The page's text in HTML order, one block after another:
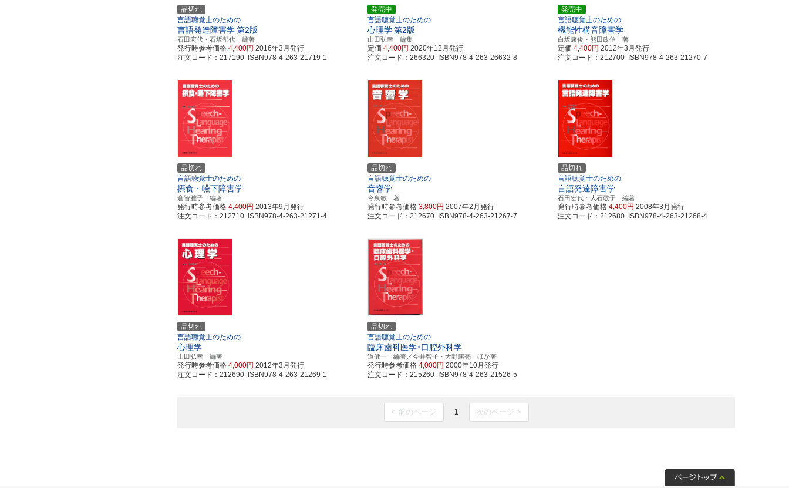
品切れ
言語聴覚士のための
言語発達障害学第2版
石田宏代・石坂郁代 編著
発行時参考価格 4,400円 2016年3月発行
注文コード：217190 ISBN978-4-263-21719-1
発売中
言語聴覚士のための
心理学第2版
山田弘幸 編集
定価4,400円 2020年12月発行
注文コード：266320 ISBN978-4-263-26632-8
発売中
言語聴覚士のための
機能性構音障害学
白坂康俊・熊田政信 著
定価4,400円 2012年3月発行
注文コード：212700 ISBN978-4-263-21270-7
品切れ
言語聴覚士のための
摂食・嚥下障害学
倉智雅子 編著
発行時参考価格 4,400円 2013年9月発行
注文コード：212710 ISBN978-4-263-21271-4
品切れ
言語聴覚士のための
音響学
今泉敏 著
発行時参考価格3,800円 2007年2月発行
注文コード：212670 ISBN978-4-263-21267-7
品切れ
言語聴覚士のための
言語発達障害学
石田宏代・大石敬子 編著
発行時参考価格4,400円 2008年3月発行
注文コード：212680 ISBN978-4-263-21268-4
品切れ
言語聴覚士のための
心理学
山田弘幸 編著
発行時参考価格 4,000円 2012年3月発行
注文コード：212690 ISBN978-4-263-21269-1
品切れ
言語聴覚士のための
臨床歯科医学･口腔外科学
道健一 編著／今井智子・大野康亮 ほか著
発行時参考価格4,000円 2000年10月発行
注文コード：215260 ISBN978-4-263-21526-5
< 前のページ 1 次のページ >